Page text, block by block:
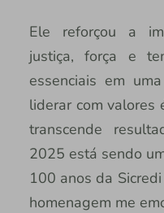
Ele reforçou a
justiça, força e
essenciais em
liderar com valores
transcende
2025 está sendo
100 anos da
homenagem me